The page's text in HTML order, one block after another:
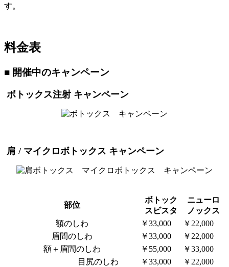
す。
料金表
■ 開催中のキャンペーン
ボトックス注射 キャンペーン
肩 / マイクロボトックス キャンペーン
部位
ボトック
スビスタ
ニューロ
ノックス
額のしわ
￥33,000
￥22,000
眉間のしわ
￥33,000
￥22,000
額＋眉間のしわ
￥55,000 ￥33,000
目尻のしわ ￥33,000
￥22,000